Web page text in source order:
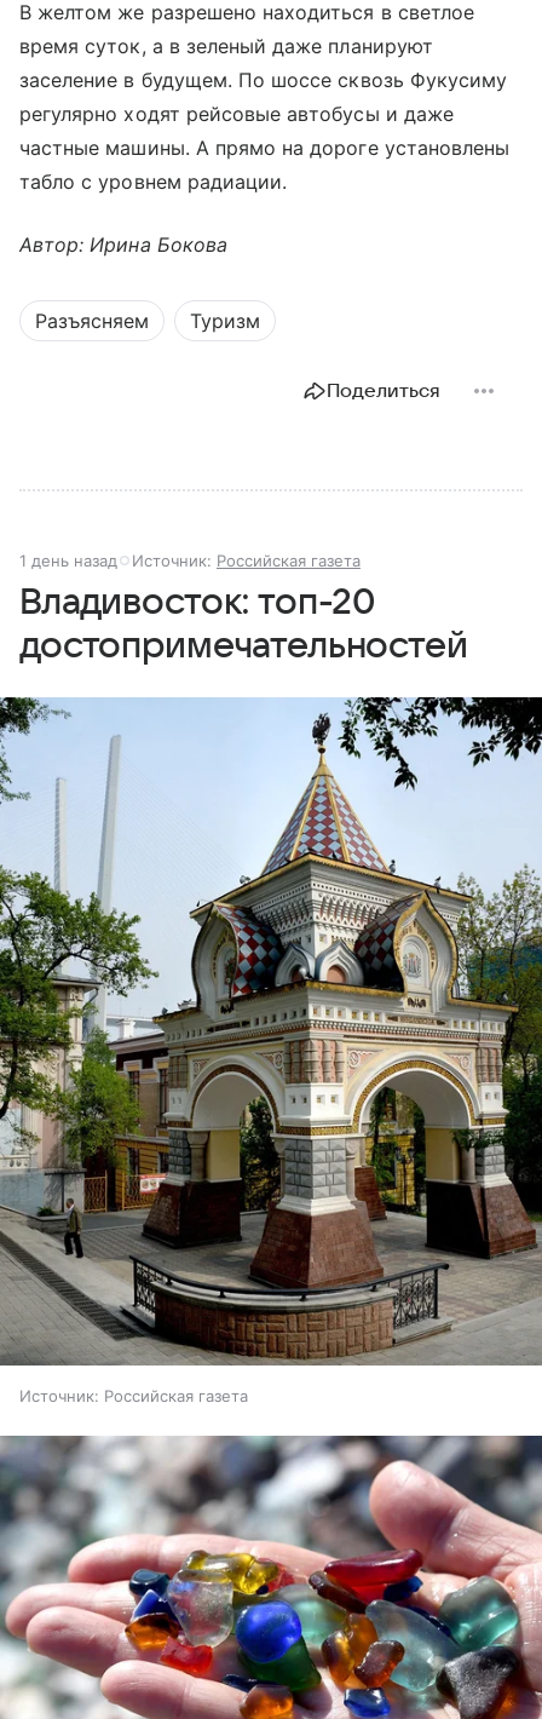
В желтом же разрешено находиться в светлое
время суток, а в зеленый даже планируют
заселение в будущем. По шоссе сквозь Фукусиму
регулярно ходят рейсовые автобусы и даже
частные машины. А прямо на дороге установлены
табло с уровнем радиации.
Автор: Ирина Бокова
Разъясняем Туризм
Поделиться
1 день назад Источник: Российская газета
Владивосток: топ-20
достопримечательностей
Источник: Российская газета